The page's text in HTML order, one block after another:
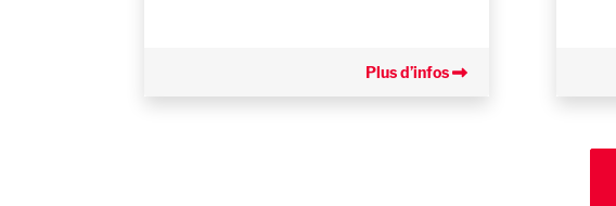
Plus d’infos